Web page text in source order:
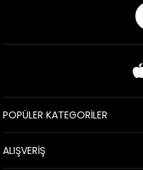
POPÜLER KATEGORİLER
ALIŞVERİŞ